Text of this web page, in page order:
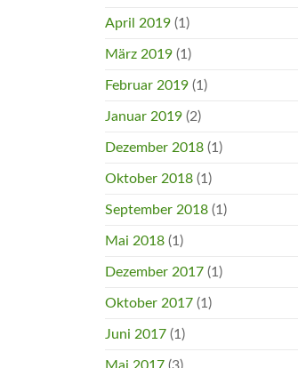
April 2019 (1)
März 2019 (1)
Februar 2019 (1)
Januar 2019 (2)
Dezember 2018 (1)
Oktober 2018 (1)
September 2018 (1)
Mai 2018 (1)
Dezember 2017 (1)
Oktober 2017 (1)
Juni 2017 (1)